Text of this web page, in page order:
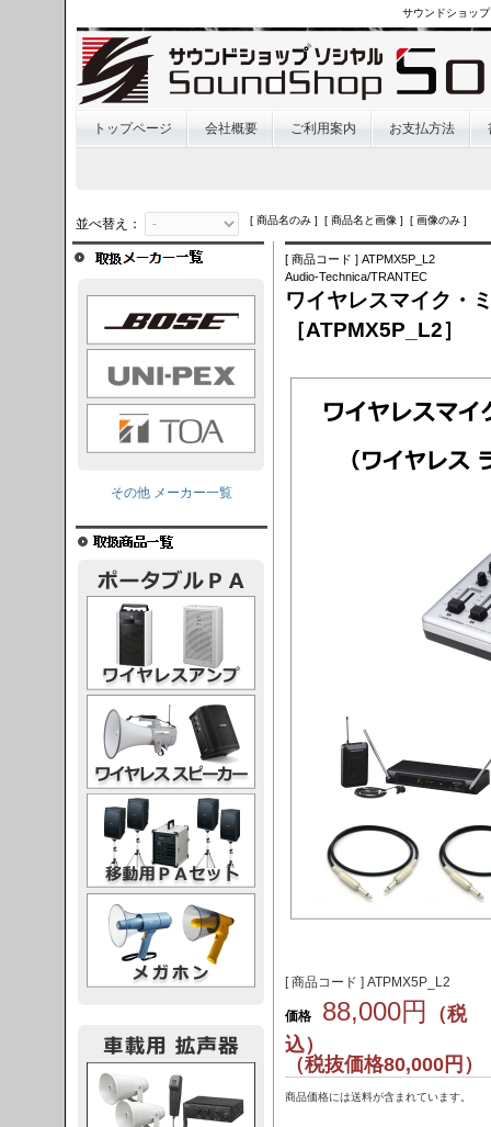
サウンドショッ
トップページ 会社概要 ご利用案内 お支払方法
並べ替え： [ 商品名のみ ] [ 商品名と画像 ] [ 画像のみ ]
[ 商品コード ] ATPMX5P_L2
Audio-Technica/TRANTEC
ワイヤレスマイク・
［ATPMX5P_L2］
[ 商品コード ] ATPMX5P_L2
価格 88,000円 （税
込）
（税抜価格80,000円）
商品価格には送料が含まれています。
その他 メーカー一覧